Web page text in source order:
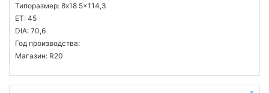
Типоразмер: 8x18 5x114,3
ET: 45
DIA: 70,6
Год производства:
Магазин: R20